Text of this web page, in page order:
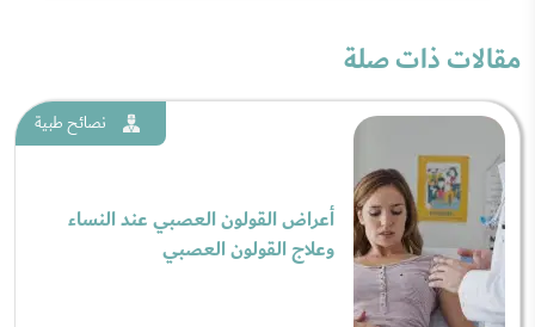
مقالات ذات صلة
نصائح طبية
أعراض القولون العصبي عند النساء
وعلاج القولون العصبي